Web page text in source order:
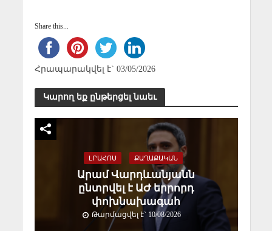
Share this...
Հրապարակվել է` 03/05/2026
Կարող եք ընթերցել նաեւ
ԼՐԱՀՈՍ ՔԱՂԱՔԱԿԱՆ
Արամ Վարդևանյանն
ընտրվել է ԱԺ երրորդ
փոխնախագահ
Թարմացվել է` 10/08/2026